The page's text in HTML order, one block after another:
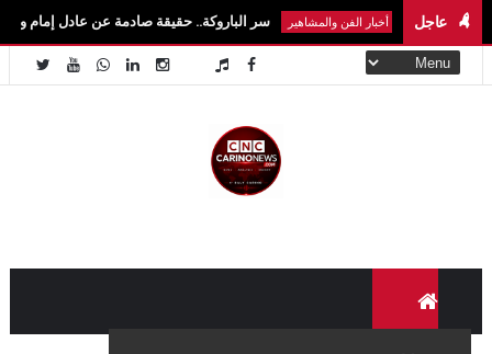
عاجل
أخبار الفن والمشاهير سر الباروكة.. حقيقة صادمة عن عادل إمام وسمير غانم